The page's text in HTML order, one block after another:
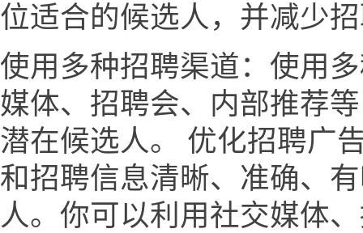
位适合的候选人，并减少
使用多种招聘渠道：使用
媒体、招聘会、内部推荐
潜在候选人。 优化招聘广
和招聘信息清晰、准确、
人。你可以利用社交媒体